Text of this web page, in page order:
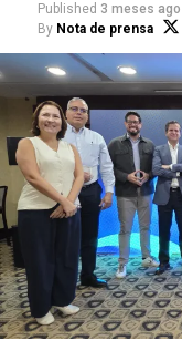
Published 3 meses ago
By Nota de prensa